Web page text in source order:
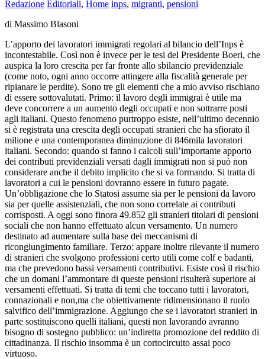
Redazione Editoriali, Home inps, migranti, pensioni
di Massimo Blasoni
L’apporto dei lavoratori immigrati regolari al bilancio dell’Inps è
incontestabile. Così non è invece per le tesi del Presidente Boeri, che
auspica la loro crescita per far fronte allo sbilancio previdenziale
(come noto, ogni anno occorre attingere alla fiscalità generale per
ripianare le perdite). Sono tre gli elementi che a mio avviso rischiano
di essere sottovalutati. Primo: il lavoro degli immigrai è utile ma
deve concorrere a un aumento degli occupati e non sottrarre posti
agli italiani. Questo fenomeno purtroppo esiste, nell’ultimo decennio
si è registrata una crescita degli occupati stranieri che ha sfiorato il
milione e una contemporanea diminuzione di 846mila lavoratori
italiani. Secondo: quando si fanno i calcoli sull’importante apporto
dei contributi previdenziali versati dagli immigrati non si può non
considerare anche il debito implicito che si va formando. Si tratta di
lavoratori a cui le pensioni dovranno essere in futuro pagate.
Un’obbligazione che lo Statosi assume sia per le pensioni da lavoro
sia per quelle assistenziali, che non sono correlate ai contributi
corrisposti. A oggi sono finora 49.852 gli stranieri titolari di pensioni
sociali che non hanno effettuato alcun versamento. Un numero
destinato ad aumentare sulla base dei meccanismi di
ricongiungimento familiare. Terzo: appare inoltre rilevante il numero
di stranieri che svolgono professioni certo utili come colf e badanti,
ma che prevedono bassi versamenti contributivi. Esiste così il rischio
che un domani l’ammontare di queste pensioni risulterà superiore ai
versamenti effettuati. Si tratta di temi che toccano tutti i lavoratori,
connazionali e non,ma che obiettivamente ridimensionano il ruolo
salvifico dell’immigrazione. Aggiungo che se i lavoratori stranieri in
parte sostituiscono quelli italiani, questi non lavorando avranno
bisogno di sostegno pubblico: un’indiretta promozione del reddito di
cittadinanza. Il rischio insomma è un cortocircuito assai poco
virtuoso.